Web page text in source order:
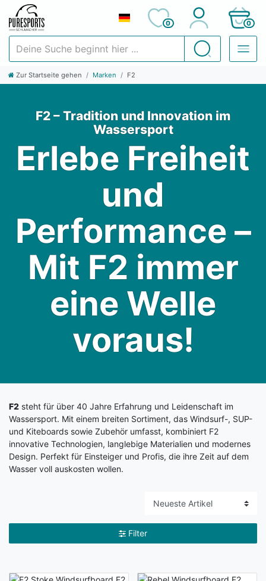
Suchen
0 0
Zur Startseite gehen Marken F2
F2 – Tradition und Innovation im
Wassersport
Erlebe Freiheit
und
Performance –
Mit F2 immer
eine Welle
voraus!
F2 steht für über 40 Jahre Erfahrung und Leidenschaft im
Wassersport. Mit einem breiten Sortiment, das Windsurf-, SUP-
und Kiteboards sowie Zubehör umfasst, kombiniert F2
innovative Technologien, langlebige Materialien und modernes
Design. Perfekt für Einsteiger und Profis, die ihre Zeit auf dem
Wasser voll auskosten wollen.
Filter